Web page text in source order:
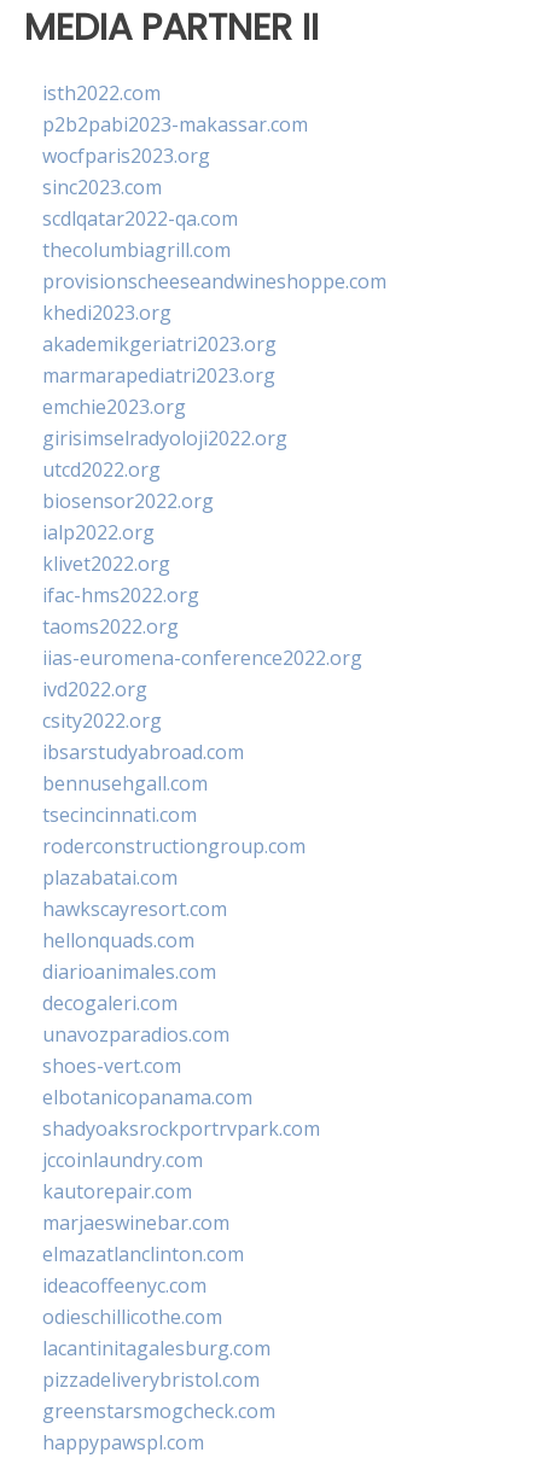
MEDIA PARTNER II
isth2022.com
p2b2pabi2023-makassar.com
wocfparis2023.org
sinc2023.com
scdlqatar2022-qa.com
thecolumbiagrill.com
provisionscheeseandwineshoppe.com
khedi2023.org
akademikgeriatri2023.org
marmarapediatri2023.org
emchie2023.org
girisimselradyoloji2022.org
utcd2022.org
biosensor2022.org
ialp2022.org
klivet2022.org
ifac-hms2022.org
taoms2022.org
iias-euromena-conference2022.org
ivd2022.org
csity2022.org
ibsarstudyabroad.com
bennusehgall.com
tsecincinnati.com
roderconstructiongroup.com
plazabatai.com
hawkscayresort.com
hellonquads.com
diarioanimales.com
decogaleri.com
unavozparadios.com
shoes-vert.com
elbotanicopanama.com
shadyoaksrockportrvpark.com
jccoinlaundry.com
kautorepair.com
marjaeswinebar.com
elmazatlanclinton.com
ideacoffeenyc.com
odieschillicothe.com
lacantinitagalesburg.com
pizzadeliverybristol.com
greenstarsmogcheck.com
happypawspl.com